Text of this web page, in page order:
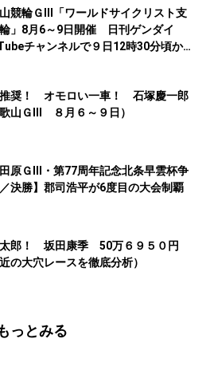
競輪ＧⅢ「ワールドサイクリスト支
」8月6～9日開催 日刊ゲンダイ
チャンネルで９日12時30分頃から
奨！ オモロい一車！ 石塚慶一郎
歌山ＧⅢ ８月６～９日）
田原ＧⅢ・第77周年記念北条早雲杯争
決勝】郡司浩平が6度目の大会制覇
郎！ 坂田康季 50万６９５０円
近の大穴レースを徹底分析）
っとみる